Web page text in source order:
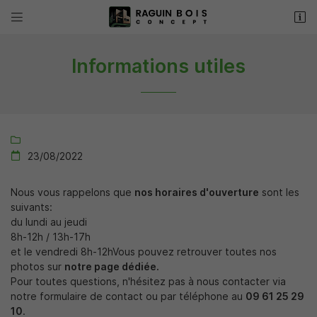
 
313 rue de l ingénieur
09 61 25 29 10
Adresse email de réception
 Recopier le code ci-contre
 Rafraîchir le captcha
Informations utiles


23/08/2022
Nous vous rappelons que nos horaires d'ouverture sont les
suivants:
du lundi au jeudi
8h-12h / 13h-17h
et le vendredi 8h-12hVous pouvez retrouver toutes nos
photos sur notre page dédiée.
Pour toutes questions, n'hésitez pas à nous contacter via
notre formulaire de contact ou par téléphone au 09 61 25 29
10.